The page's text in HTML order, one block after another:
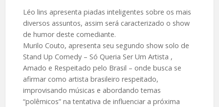
Léo lins apresenta piadas inteligentes sobre os mais
diversos assuntos, assim será caracterizado o show
de humor deste comediante.
Murilo Couto, apresenta seu segundo show solo de
Stand Up Comedy – Só Queria Ser Um Artista ,
Amado e Respeitado pelo Brasil – onde busca se
afirmar como artista brasileiro respeitado,
improvisando músicas e abordando temas
“polêmicos” na tentativa de influenciar a próxima